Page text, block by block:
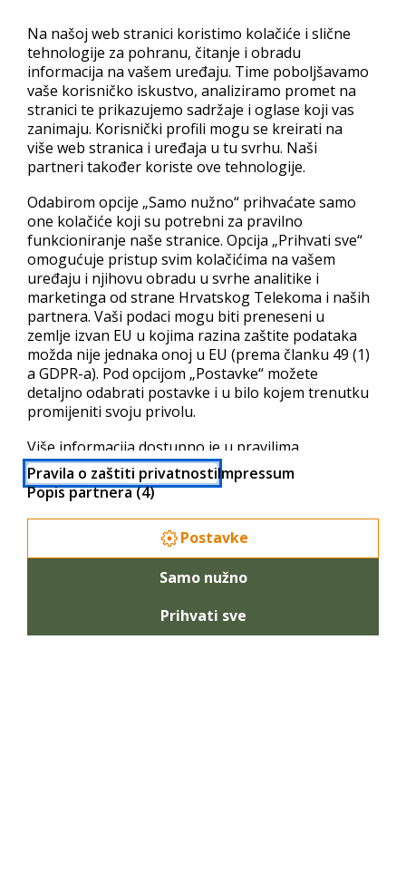
Na našoj web stranici koristimo kolačiće i slične
tehnologije za pohranu, čitanje i obradu
informacija na vašem uređaju. Time poboljšavamo
vaše korisničko iskustvo, analiziramo promet na
stranici te prikazujemo sadržaje i oglase koji vas
zanimaju. Korisnički profili mogu se kreirati na
više web stranica i uređaja u tu svrhu. Naši
partneri također koriste ove tehnologije.
Odabirom opcije „Samo nužno“ prihvaćate samo
one kolačiće koji su potrebni za pravilno
funkcioniranje naše stranice. Opcija „Prihvati sve“
omogućuje pristup svim kolačićima na vašem
uređaju i njihovu obradu u svrhe analitike i
marketinga od strane Hrvatskog Telekoma i naših
partnera. Vaši podaci mogu biti preneseni u
zemlje izvan EU u kojima razina zaštite podataka
možda nije jednaka onoj u EU (prema članku 49 (1)
a GDPR-a). Pod opcijom „Postavke“ možete
detaljno odabrati postavke i u bilo kojem trenutku
promijeniti svoju privolu.
Više informacija dostupno je u pravilima
privatnosti i popisu partnera.
Pravila o zaštiti privatnostiImpressum
Popis partnera (4)
Postavke
Samo nužno
Prihvati sve
Podešavanje klijenta Microsoft Outlook (bez